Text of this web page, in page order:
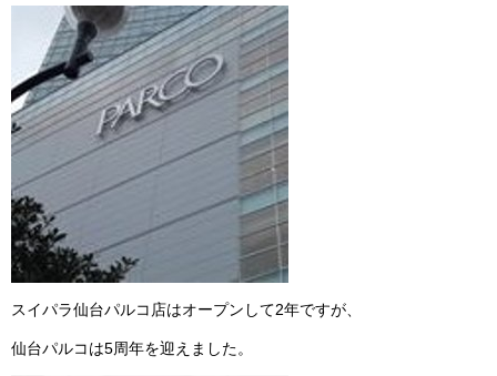
スイパラ仙台パルコ店はオープンして2年ですが、
仙台パルコは5周年を迎えました。